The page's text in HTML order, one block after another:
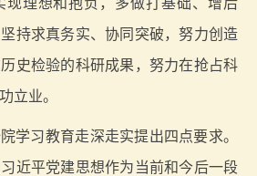
持求真务实、协同突破，努力创造
史检验的科研成果，努力在抢占科
立业。
学习教育走深走实提出四点要求。
近平党建思想作为当前和今后一段